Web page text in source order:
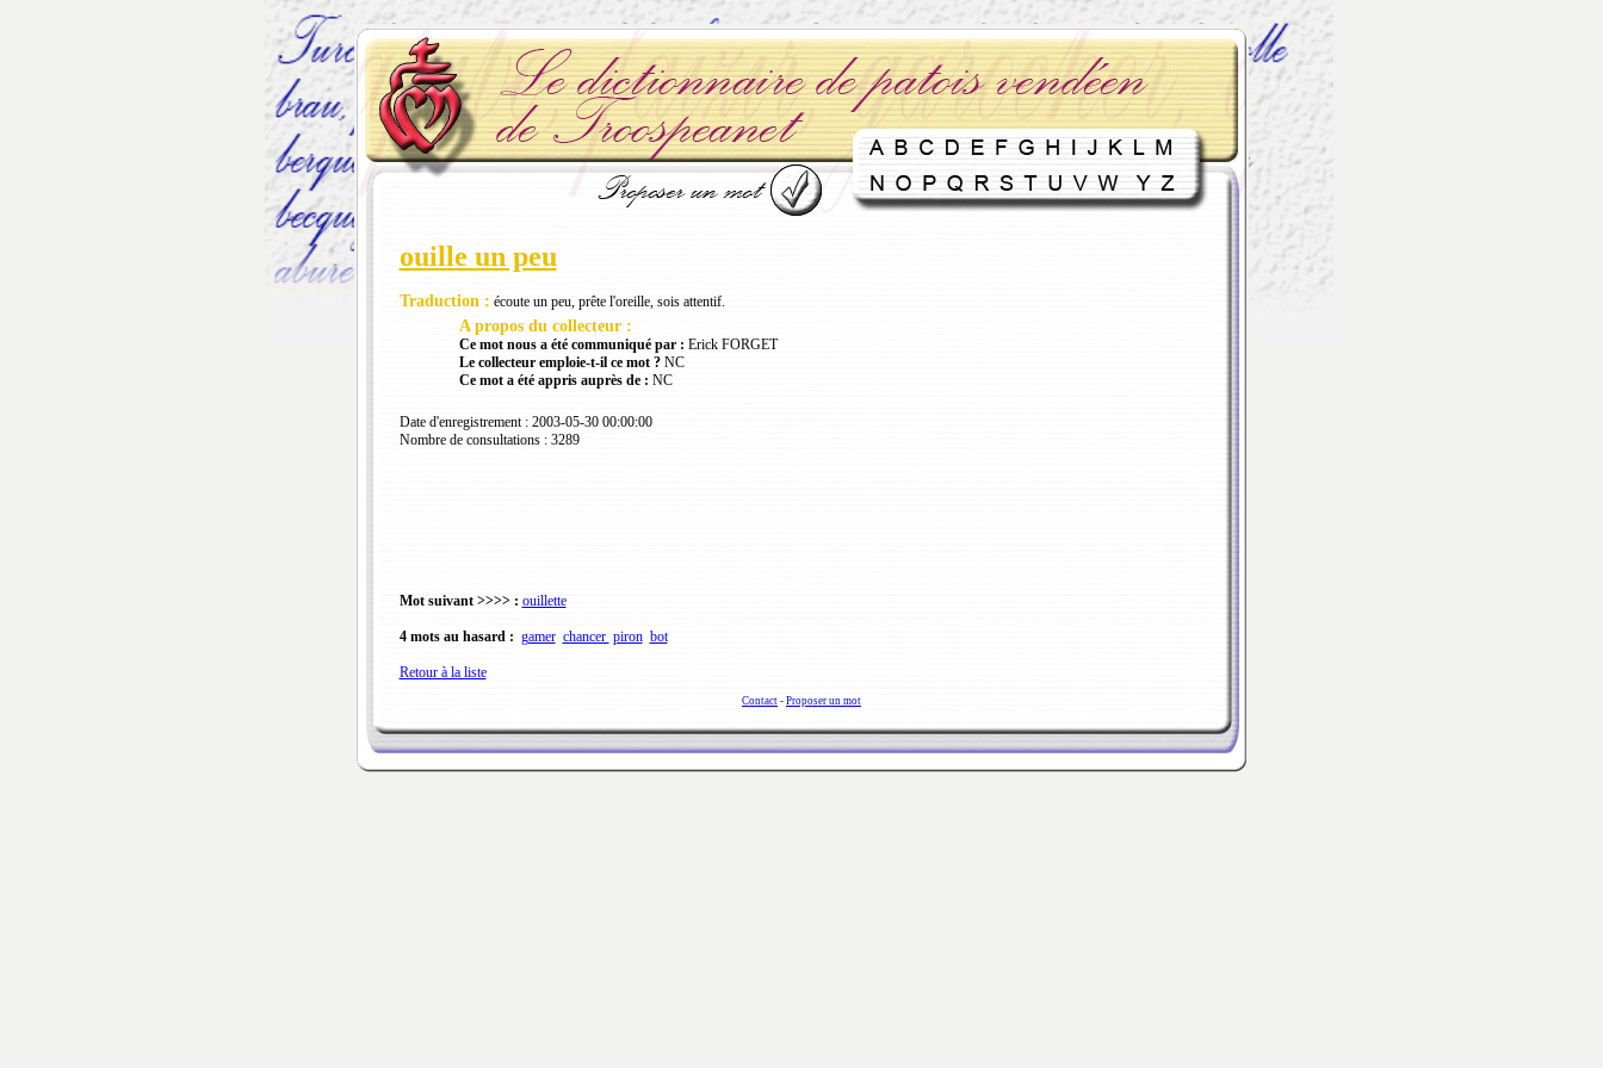
ouille un peu
Traduction : écoute un peu, prête l'oreille, sois attentif.
A propos du collecteur :
Ce mot nous a été communiqué par : Erick FORGET
Le collecteur emploie-t-il ce mot ?NC
Ce mot a été appris auprès de : NC
Date d'enregistrement : 2003-05-30 00:00:00
Nombre de consultations : 3289
Mot suivant >>>> : ouillette
4 mots au hasard : gamer chancer piron bot
Retour à la liste
Contact - Proposer un mot